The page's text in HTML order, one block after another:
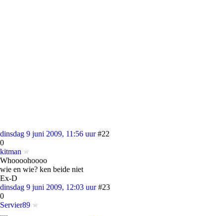
dinsdag 9 juni 2009, 11:56 uur #22
0
kitman
Whoooohoooo
wie en wie? ken beide niet
Ex-D
dinsdag 9 juni 2009, 12:03 uur #23
0
Servier89
....